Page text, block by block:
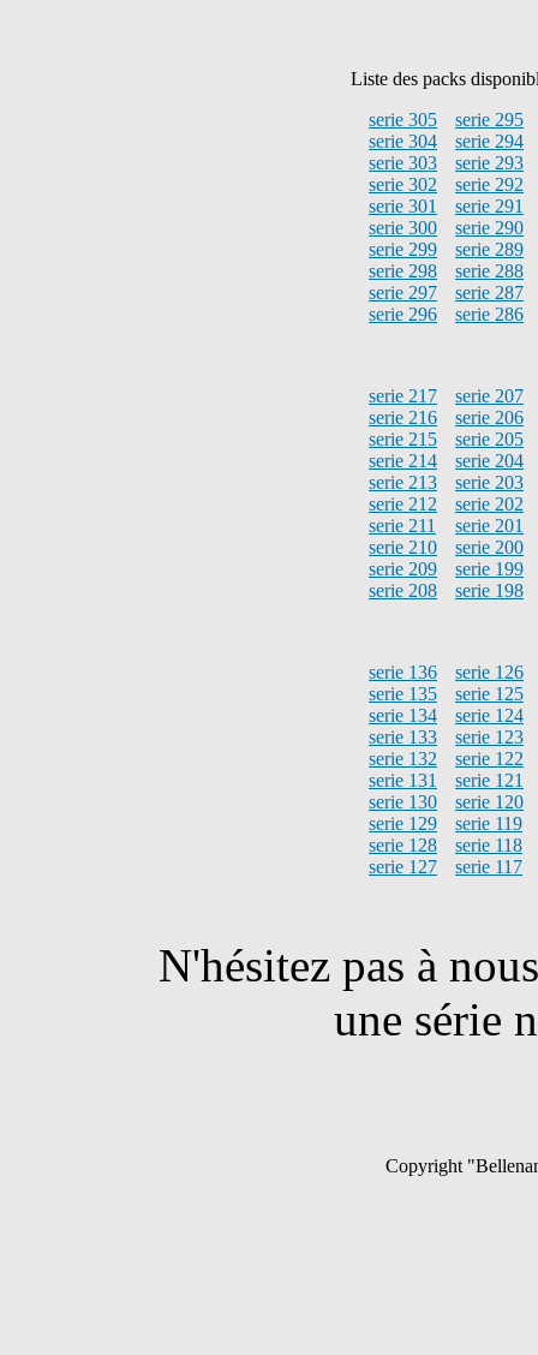
Liste des packs
serie 305
serie 304
serie 303
serie 302
serie 301
serie 300
serie 299
serie 298
serie 297
serie 296
serie 295
serie 294
serie 293
serie 292
serie 291
serie 290
serie 289
serie 288
serie 287
serie 286
serie 217
serie 216
serie 215
serie 214
serie 213
serie 212
serie 211
serie 210
serie 209
serie 208
serie 207
serie 206
serie 205
serie 204
serie 203
serie 202
serie 201
serie 200
serie 199
serie 198
serie 136
serie 135
serie 134
serie 133
serie 132
serie 131
serie 130
serie 129
serie 128
serie 127
serie 126
serie 125
serie 124
serie 123
serie 122
serie 121
serie 120
serie 119
serie 118
serie 117
N'hésitez pas à
une série
Copyright